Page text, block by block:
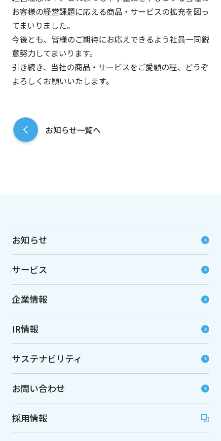
お客様の経営課題に応える商品・サービスの拡充を図っ
てまいりました。
今後とも、皆様のご期待にお応えできるよう社員一同鋭
意努力してまいります。
引き続き、当社の商品・サービスをご愛顧の程、どうぞ
よろしくお願いいたします。
お知らせ一覧へ
お知らせ
サービス
企業情報
IR情報
サステナビリティ
お問い合わせ
採用情報